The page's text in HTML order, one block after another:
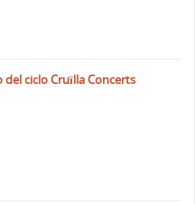
del ciclo Cruïlla Concerts